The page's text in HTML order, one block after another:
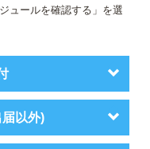
ュールを確認する」を選
以外)